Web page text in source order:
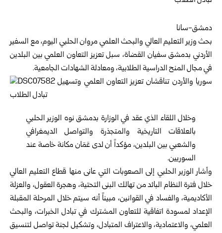
دمشق-سانا
بحثوزير التعليم العالي والبحث العلمي مروان الحلبي اليوم، مع السفير
الأردني بدمشق سفيان القضاة، سبل تعزيز التعاون العلمي بين البلدين
في مجال المنح الدراسية الطلابية، ومعادلة الشهادات الجامعية.
وخلال اللقاء الذي عقد في الوزارة بدمشق نوه الوزير الحلبي
بالعلاقات التاريخية والمتجذرة والتواصل الديمغرافي
والشعبي بين البلدين، مؤكداً أن لدى عَمَان مكانة خاصة عند
السوريين.
وأشار الوزير الحلبي إلى الصعوبات التي عانى منها قطاع التعليم العالي
خلال فترة النظام البائد من تهالك البنى التحتية، وهجرة العقول، والعزلة
الأكاديمية، والفساد في القوانين، مبيناً أنه سيتم خلال المرحلة المقبلة
الإعداد لمسودة اتفاقية للتعاون المشترك في تبادل الخبرات، والبحث
العلمي، والاعتمادية، والاعتراف المتبادل، وتشكيل لجنة تواصل لتنسيق